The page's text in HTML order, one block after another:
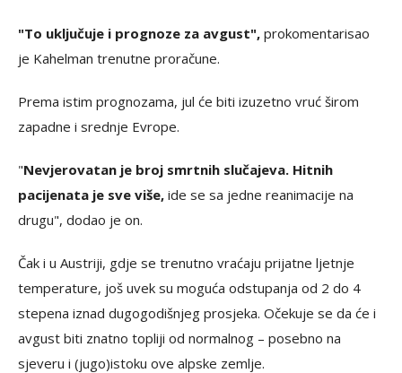
"To uključuje i prognoze za avgust", prokomentarisao
je Kahelman trenutne proračune.
Prema istim prognozama, jul će biti izuzetno vruć širom
zapadne i srednje Evrope.
"Nevjerovatan je broj smrtnih slučajeva. Hitnih
pacijenata je sve više, ide se sa jedne reanimacije na
drugu", dodao je on.
Čak i u Austriji, gdje se trenutno vraćaju prijatne ljetnje
temperature, još uvek su moguća odstupanja od 2 do 4
stepena iznad dugogodišnjeg prosjeka. Očekuje se da će i
avgust biti znatno topliji od normalnog – posebno na
sjeveru i (jugo)istoku ove alpske zemlje.